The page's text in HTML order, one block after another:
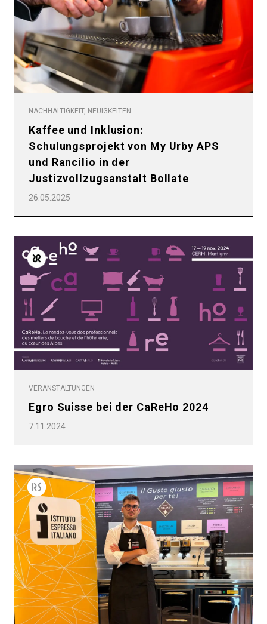
NACHHALTIGKEIT, NEUIGKEITEN
Kaffee und Inklusion:
Schulungsprojekt von My Urby APS
und Rancilio in der
Justizvollzugsanstalt Bollate
26.05.2025
VERANSTALTUNGEN
Egro Suisse bei der CaReHo 2024
7.11.2024
Alle
Produkte
Nachrichten
Herunterladen
Mehr
Datenschutzerklärung